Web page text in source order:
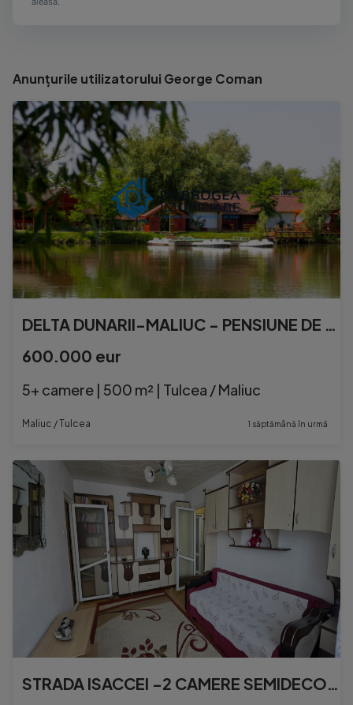
Anunțurile utilizatorului George Coman
DELTA DUNARII-MALIUC - PENSIUNE DE VANZARE , 30000 MP
600.000 eur
5+ camere | 500 m² | Tulcea / Maliuc
Maliuc / Tulcea 1 săptămână în urmă
STRADA ISACCEI -2 CAMERE SEMIDECOMANDAT,CENTRALA ,PARCARE